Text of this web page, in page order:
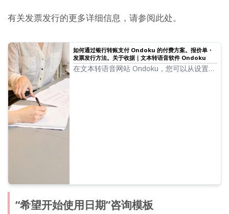
有关发票发行的更多详细信息，请参阅此处。
如何通过银行转账支付 Ondoku 的付费方案。报价单・
发票发行方法。关于收据｜文本转语音软件 Ondoku
在文本转语音网站 Ondoku，您可以从设置界
“希望开始使用日期”咨询模板